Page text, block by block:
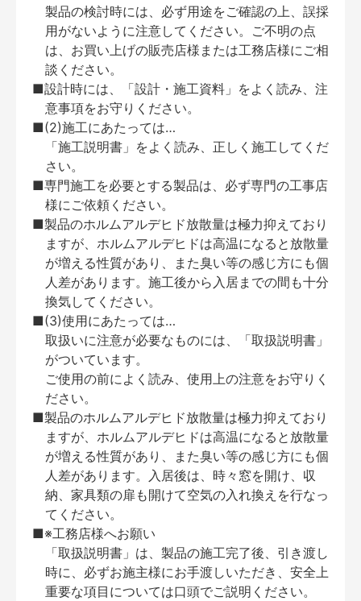
製品の検討時には、必ず用途をご確認の上、誤採
用がないように注意してください。ご不明の点
は、お買い上げの販売店様または工務店様にご相
談ください。
■設計時には、「設計・施工資料」をよく読み、注
意事項をお守りください。
■(2)施工にあたっては…
「施工説明書」をよく読み、正しく施工してくだ
さい。
■専門施工を必要とする製品は、必ず専門の工事店
様にご依頼ください。
■製品のホルムアルデヒド放散量は極力抑えており
ますが、ホルムアルデヒドは高温になると放散量
が増える性質があり、また臭い等の感じ方にも個
人差があります。施工後から入居までの間も十分
換気してください。
■(3)使用にあたっては…
取扱いに注意が必要なものには、「取扱説明書」
がついています。
ご使用の前によく読み、使用上の注意をお守りく
ださい。
■製品のホルムアルデヒド放散量は極力抑えており
ますが、ホルムアルデヒドは高温になると放散量
が増える性質があり、また臭い等の感じ方にも個
人差があります。入居後は、時々窓を開け、収
納、家具類の扉も開けて空気の入れ換えを行なっ
てください。
■※工務店様へお願い
「取扱説明書」は、製品の施工完了後、引き渡し
時に、必ずお施主様にお手渡しいただき、安全上
重要な項目については口頭でご説明ください。